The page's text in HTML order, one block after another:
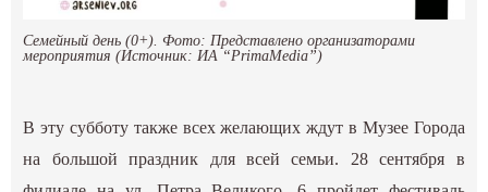
Семейный день (0+). Фото: Представлено организаторами
мероприятия (Источник: ИА “PrimaMedia”)
В эту субботу также всех желающих ждут в Музее Города
на большой праздник для всей семьи. 28 сентября в